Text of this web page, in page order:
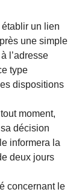
un lien
une simple
l’adresse
type
dispositions
moment,
décision
informera la
deux jours
concernant le